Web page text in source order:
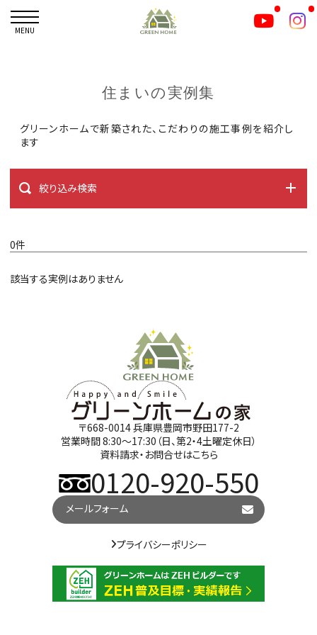
MENU
住まいの実例集
グリーンホームで新築された、こだわりの施工事例を紹介し
ます
絞り込み検索
0件
該当する実例はありません
〒668-0014 兵庫県豊岡市野田177-2
営業時間 8:30～17:30（日、第2・4土曜定休日）
資料請求・お問合せはこちら
0120-920-550
メールフォーム
プライバシーポリシー